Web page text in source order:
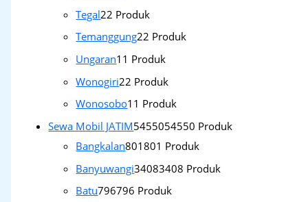
Tegal22 Produk
Temanggung22 Produk
Ungaran1 1 Produk
Wonogiri22 Produk
Wonosobo1 1 Produk
Sewa Mobil JATIM5455054550 Produk
Bangkalan801801 Produk
Banyuwangi34083408 Produk
Batu796796 Produk